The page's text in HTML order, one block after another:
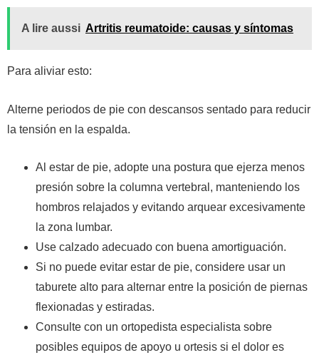
A lire aussi Artritis reumatoide: causas y síntomas
Para aliviar esto:
Alterne periodos de pie con descansos sentado para reducir
la tensión en la espalda.
Al estar de pie, adopte una postura que ejerza menos
presión sobre la columna vertebral, manteniendo los
hombros relajados y evitando arquear excesivamente
la zona lumbar.
Use calzado adecuado con buena amortiguación.
Si no puede evitar estar de pie, considere usar un
taburete alto para alternar entre la posición de piernas
flexionadas y estiradas.
Consulte con un ortopedista especialista sobre
posibles equipos de apoyo u ortesis si el dolor es